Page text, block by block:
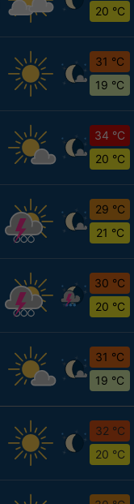
20 °C
31 °C
19 °C
34 °C
20 °C
29 °C
21 °C
30 °C
20 °C
31 °C
19 °C
32 °C
20 °C